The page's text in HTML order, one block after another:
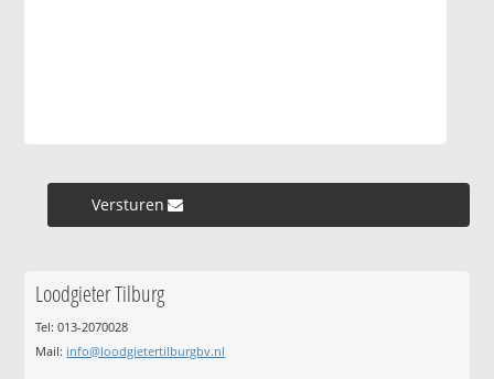
Versturen »
Loodgieter Tilburg
Tel: 013-2070028
Mail: info@loodgietertilburgbv.nl